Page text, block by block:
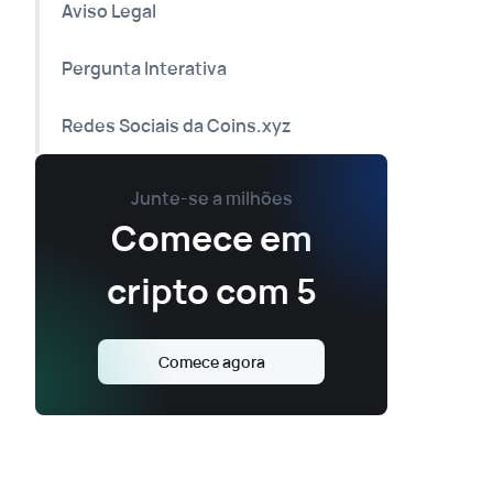
Aviso Legal
Pergunta Interativa
Redes Sociais da Coins.xyz
Junte-se a milhões
Comece em
cripto com 5
Comece agora